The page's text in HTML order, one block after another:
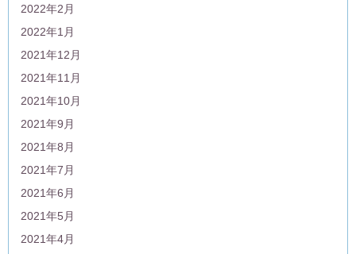
2022年2月
2022年1月
2021年12月
2021年11月
2021年10月
2021年9月
2021年8月
2021年7月
2021年6月
2021年5月
2021年4月